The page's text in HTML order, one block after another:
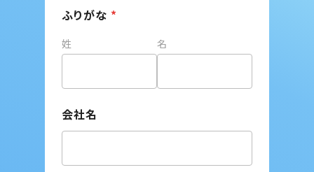
ふりがな *
姓 名
会社名